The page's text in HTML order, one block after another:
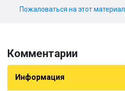
Пожаловаться на этот материал
Комментарии
Информация